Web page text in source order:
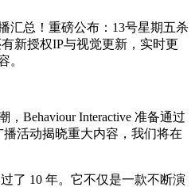
汇总！重磅公布：13号星期五杀
新授权IP与视觉更新，实时更
。
Behaviour Interactive 准备通过
活动揭晓重大内容，我们将在
了 10 年。它不仅是一款不断演